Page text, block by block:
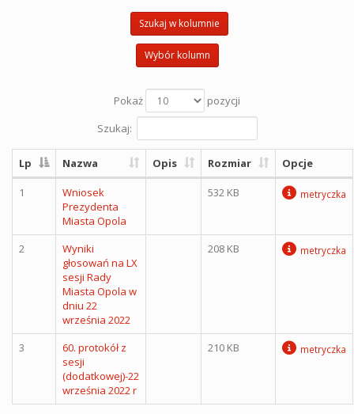
Szukaj w kolumnie
Wybór kolumn
Pokaż
pozycji
Szukaj:
Lp Nazwa Opis Rozmiar Opcje
1
Wniosek
Prezydenta
Miasta Opola
532 KB metryczka
2
Wyniki
głosowań na LX
sesji Rady
Miasta Opola w
dniu 22
września 2022
208 KB metryczka
3
60. protokół z
sesji
(dodatkowej)-22
września 2022 r
210 KB metryczka